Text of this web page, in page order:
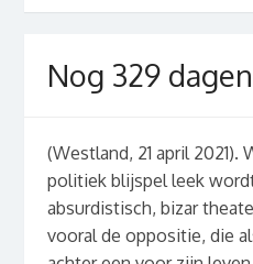
Nog 329 dagen
(Westland, 21 april 2021).
politiek blijspel leek
absurdistisch, bizar
vooral de oppositie, die